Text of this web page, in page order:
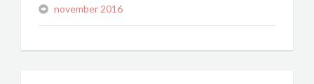
november 2016